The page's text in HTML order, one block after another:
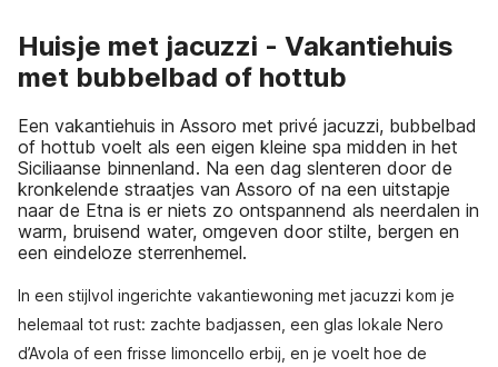
Huisje met jacuzzi - Vakantiehuis
met bubbelbad of hottub
Een vakantiehuis in Assoro met privé jacuzzi, bubbelbad
of hottub voelt als een eigen kleine spa midden in het
Siciliaanse binnenland. Na een dag slenteren door de
kronkelende straatjes van Assoro of na een uitstapje
naar de Etna is er niets zo ontspannend als neerdalen in
warm, bruisend water, omgeven door stilte, bergen en
een eindeloze sterrenhemel.
In een stijlvol ingerichte vakantiewoning met jacuzzi kom je
helemaal tot rust: zachte badjassen, een glas lokale Nero
d’Avola of een frisse limoncello erbij, en je voelt hoe de